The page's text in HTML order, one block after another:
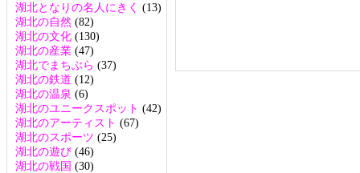
湖北となりの名人にきく (13)
湖北の自然 (82)
湖北の文化 (130)
湖北の産業 (47)
湖北でまちぶら (37)
湖北の鉄道 (12)
湖北の温泉 (6)
湖北のユニークスポット (42)
湖北のアーティスト (67)
湖北のスポーツ (25)
湖北の遊び (46)
湖北の戦国 (30)